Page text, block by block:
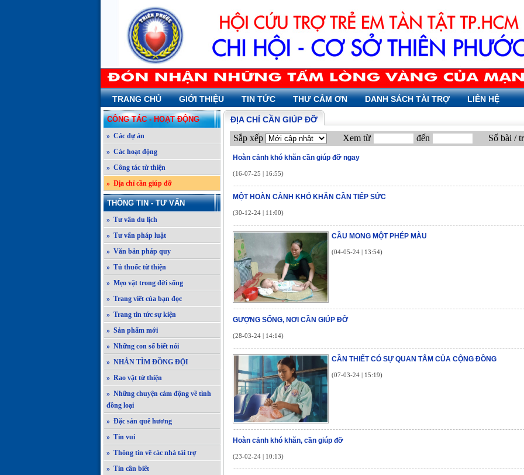
TRANG CHỦ GIỚI THIỆU TIN TỨC THƯ CẢM ƠN DANH SÁCH TÀI TRỢ LIÊN HỆ
CÔNG TÁC - HOẠT ĐỘNG
» Các dự án
» Các hoạt động
» Công tác từ thiện
» Địa chỉ cần giúp đỡ
THÔNG TIN - TƯ VẤN
» Tư vấn du lịch
» Tư vấn pháp luật
» Văn bản pháp quy
» Tủ thuốc từ thiện
» Mẹo vặt trong đời sống
» Trang viết của bạn đọc
» Trang tin tức sự kiện
» Sản phẩm mới
» Những con số biết nói
» NHẮN TÌM ĐỒNG ĐỘI
» Rao vặt từ thiện
» Những chuyện cảm động về tình
đồng loại
» Đặc sản quê hương
» Tin vui
» Thông tin về các nhà tài trợ
» Tin cần biết
ĐỊA CHỈ CẦN GIÚP ĐỠ
Sắp xếp Xem từ đến Số bài /
Hoàn cảnh khó khăn cần giúp đỡ ngay
(16-07-25 | 16:55)
MỘT HOÀN CẢNH KHÓ KHĂN CẦN TIẾP SỨC
(30-12-24 | 11:00)
CẦU MONG MỘT PHÉP MÀU
(04-05-24 | 13:54)
GƯỢNG SỐNG, NƠI CẦN GIÚP ĐỠ
(28-03-24 | 14:14)
CẦN THIẾT CÓ SỰ QUAN TÂM CỦA CỘNG ĐỒNG
(07-03-24 | 15:19)
Hoàn cảnh khó khăn, cần giúp đỡ
(23-02-24 | 10:13)